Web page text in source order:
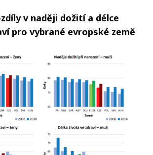
v naději dožití a délce
pro vybrané evropské země